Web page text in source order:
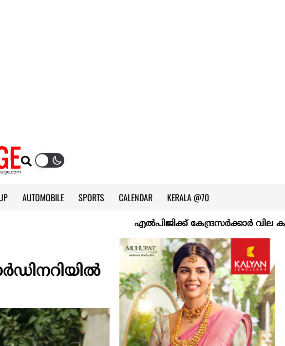
AUTOMOBILE SPORTS CALENDAR KERALA @70
എല്‍പിജിക്ക് കേന്ദ്രസർക്കാർ വില